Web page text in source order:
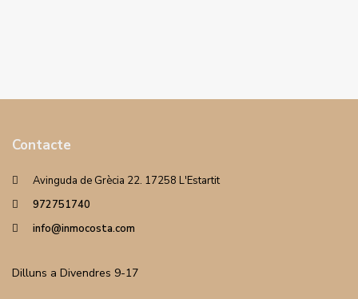
Contacte
Avinguda de Grècia 22. 17258 L'Estartit
972751740
info@inmocosta.com
Dilluns a Divendres 9-17